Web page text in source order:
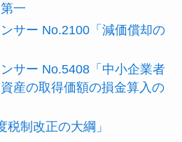
一
サー No.2100「減価償却の
サー No.5408「中小企業者
産の取得価額の損金算入の
制改正の大綱」